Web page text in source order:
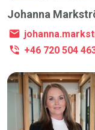
Johanna
+46 720 504